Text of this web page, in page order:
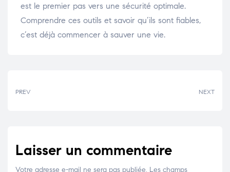
est le premier pas vers une sécurité optimale.
Comprendre ces outils et savoir qu’ils sont fiables,
c’est déjà commencer à sauver une vie.
PREV NEXT
Laisser un commentaire
Votre adresse e-mail ne sera pas publiée. Les champs